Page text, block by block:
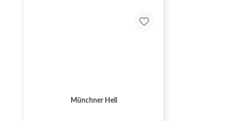
Münchner Hell